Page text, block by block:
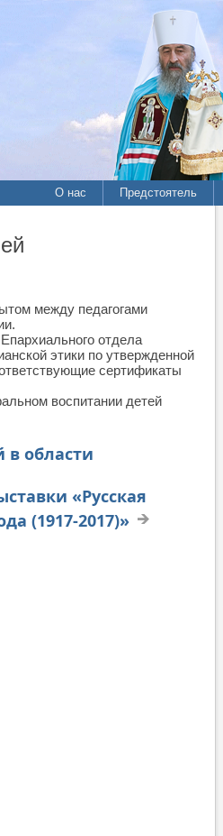
О нас Предстоятель
между педагогами
отдела
этики по утвержденной
сертификаты
воспитании детей
области
«Русская
(1917-2017)»